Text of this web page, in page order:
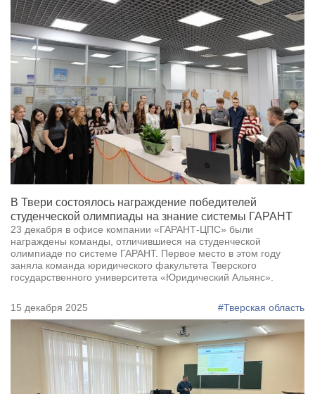
В Твери состоялось награждение победителей
студенческой олимпиады на знание системы ГАРАНТ
23 декабря в офисе компании «ГАРАНТ-ЦПС» были
награждены команды, отличившиеся на студенческой
олимпиаде по системе ГАРАНТ. Первое место в этом году
заняла команда юридического факультета Тверского
государственного университета «Юридический Альянс».
15 декабря 2025 #Тверская область